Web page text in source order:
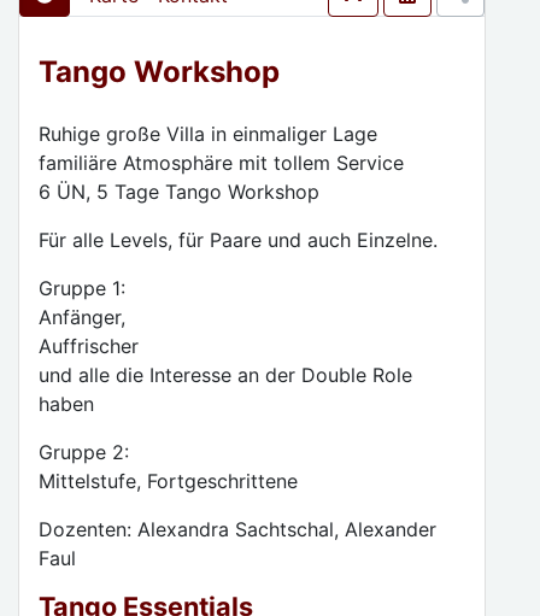
Tango Workshop
Ruhige große Villa in einmaliger Lage
familiäre Atmosphäre mit tollem Service
6 ÜN, 5 Tage Tango Workshop
Für alle Levels, für Paare und auch Einzelne.
Gruppe 1:
Anfänger,
Auffrischer
und alle die Interesse an der Double Role
haben
Gruppe 2:
Mittelstufe, Fortgeschrittene
Dozenten: Alexandra Sachtschal, Alexander
Faul
Tango Essentials